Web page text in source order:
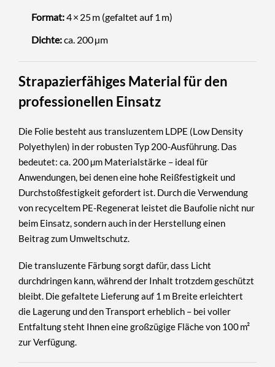
Format:4 × 25 m (gefaltet auf 1 m)
Dichte:ca. 200 µm
Strapazierfähiges Material für den
professionellen Einsatz
Die Folie besteht aus transluzentem LDPE (Low Density
Polyethylen) in der robustenTyp 200-Ausführung. Das
bedeutet: ca. 200 µm Materialstärke – ideal für
Anwendungen, bei denen eine hohe Reißfestigkeit und
Durchstoßfestigkeit gefordert ist. Durch die Verwendung
von recyceltem PE-Regenerat leistet die Baufolie nicht nur
beim Einsatz, sondern auch in der Herstellung einen
Beitrag zum Umweltschutz.
Die transluzente Färbung sorgt dafür, dass Licht
durchdringen kann, während der Inhalt trotzdem geschützt
bleibt. Diegefaltete Lieferung auf 1 m Breiteerleichtert
die Lagerung und den Transport erheblich – bei voller
Entfaltung steht Ihnen eine großzügige Fläche von 100 m²
zur Verfügung.